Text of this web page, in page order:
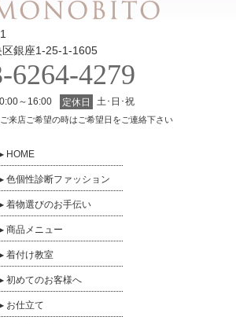
銀座1-25-1-1605
6264-4279
～16:00 定休日 土･日･祝
来店ご希望の時はご希望日をご連絡下さい
HOME
色個性診断ファッション
着物選びのお手伝い
商品メニュー
着付け教室
初めてのお客様へ
お仕立て